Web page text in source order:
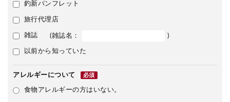
釣新パンフレット
旅行代理店
雑誌 (雑誌名： )
以前から知っていた
アレルギーについて 必須
食物アレルギーの方はいない。